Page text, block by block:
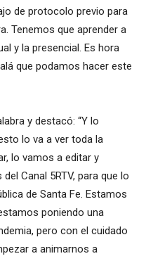
de protocolo previo para
Tenemos que aprender a
y la presencial. Es hora
que podamos hacer este
y destacó: “Y lo
lo va a ver toda la
lo vamos a editar y
Canal 5RTV, para que lo
de Santa Fe. Estamos
poniendo una
pero con el cuidado
a animarnos a